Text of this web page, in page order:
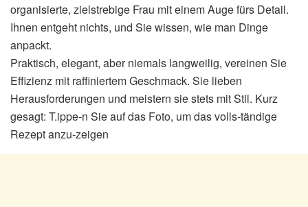
organisierte, zielstrebige Frau mit einem Auge fürs Detail.
Ihnen entgeht nichts, und Sie wissen, wie man Dinge
anpackt.
Praktisch, elegant, aber niemals langweilig, vereinen Sie
Effizienz mit raffiniertem Geschmack. Sie lieben
Herausforderungen und meistern sie stets mit Stil. Kurz
gesagt: T.ippe-n Sie auf das Foto, um das volls-tändige
Rezept anzu-zeigen